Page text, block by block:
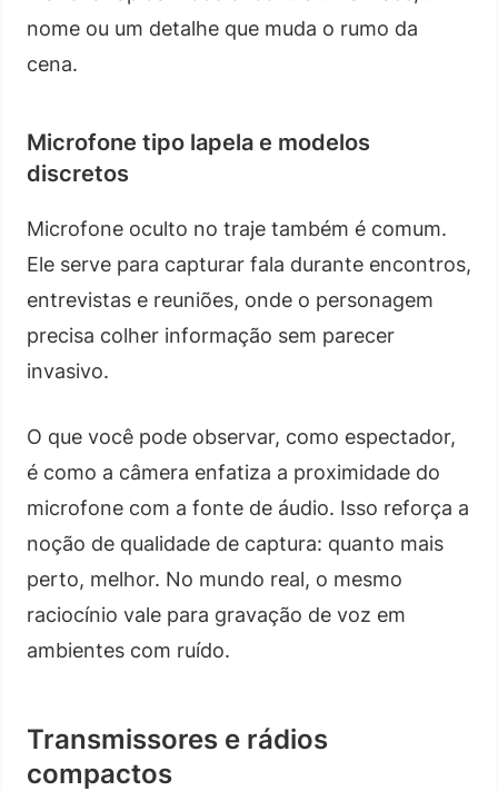
nome ou um detalhe que muda o rumo da
cena.
Microfone tipo lapela e modelos
discretos
Microfone oculto no traje também é comum.
Ele serve para capturar fala durante encontros,
entrevistas e reuniões, onde o personagem
precisa colher informação sem parecer
invasivo.
O que você pode observar, como espectador,
é como a câmera enfatiza a proximidade do
microfone com a fonte de áudio. Isso reforça a
noção de qualidade de captura: quanto mais
perto, melhor. No mundo real, o mesmo
raciocínio vale para gravação de voz em
ambientes com ruído.
Transmissores e rádios
compactos